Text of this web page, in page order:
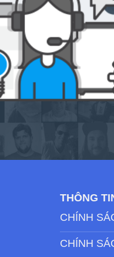
THÔNG
CHÍNH
CHÍNH